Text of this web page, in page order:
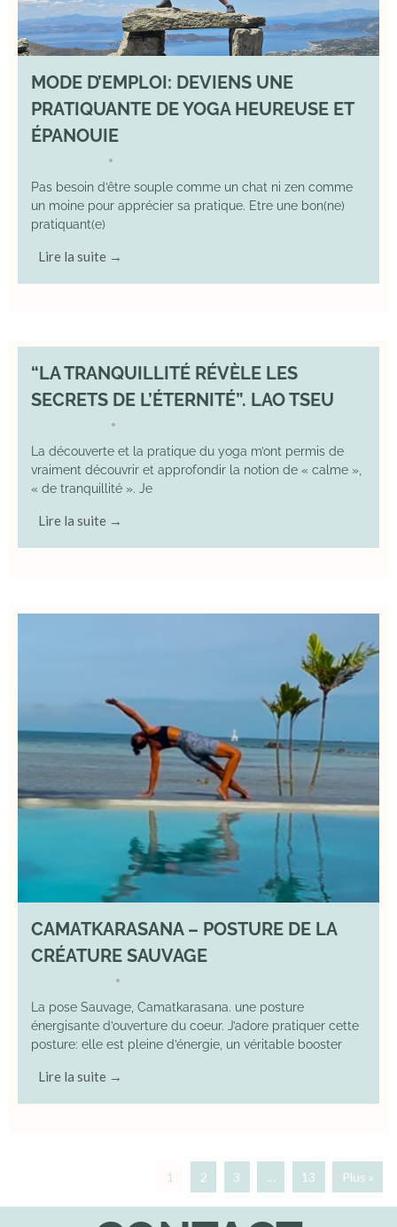
MODE D’EMPLOI: DEVIENS UNE
PRATIQUANTE DE YOGA HEUREUSE ET
ÉPANOUIE
•
Pas besoin d’être souple comme un chat ni zen comme
un moine pour apprécier sa pratique. Etre une bon(ne)
pratiquant(e)
Lire la suite →
“LA TRANQUILLITÉ RÉVÈLE LES
SECRETS DE L’ÉTERNITÉ”. LAO TSEU
•
La découverte et la pratique du yoga m’ont permis de
vraiment découvrir et approfondir la notion de « calme »,
« de tranquillité ». Je
Lire la suite →
CAMATKARASANA – POSTURE DE LA
CRÉATURE SAUVAGE
•
La pose Sauvage, Camatkarasana. une posture
énergisante d’ouverture du coeur. J’adore pratiquer cette
posture: elle est pleine d’énergie, un véritable booster
Lire la suite →
1 2 3 … 13 Plus »